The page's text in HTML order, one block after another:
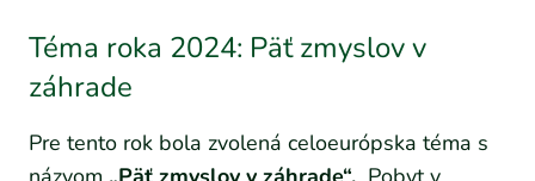
Téma roka 2024: Päť zmyslov v
záhrade
Pre tento rok bola zvolená celoeurópska téma s